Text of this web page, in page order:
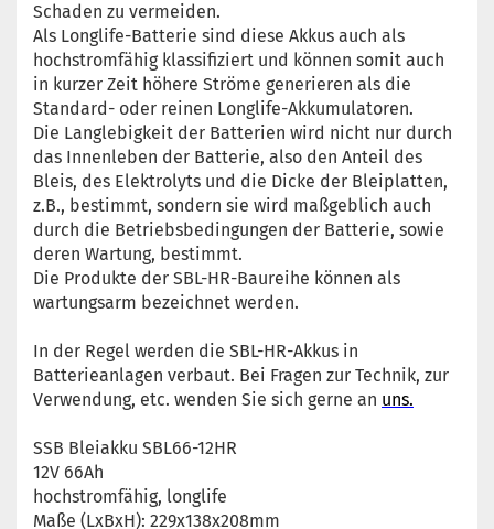
Schaden zu vermeiden.
Als Longlife-Batterie sind diese Akkus auch als
hochstromfähig klassifiziert und können somit auch
in kurzer Zeit höhere Ströme generieren als die
Standard- oder reinen Longlife-Akkumulatoren.
Die Langlebigkeit der Batterien wird nicht nur durch
das Innenleben der Batterie, also den Anteil des
Bleis, des Elektrolyts und die Dicke der Bleiplatten,
z.B., bestimmt, sondern sie wird maßgeblich auch
durch die Betriebsbedingungen der Batterie, sowie
deren Wartung, bestimmt.
Die Produkte der SBL-HR-Baureihe können als
wartungsarm bezeichnet werden.
In der Regel werden die SBL-HR-Akkus in
Batterieanlagen verbaut. Bei Fragen zur Technik, zur
Verwendung, etc. wenden Sie sich gerne an uns.
SSB Bleiakku SBL66-12HR
12V 66Ah
hochstromfähig, longlife
Maße (LxBxH): 229x138x208mm